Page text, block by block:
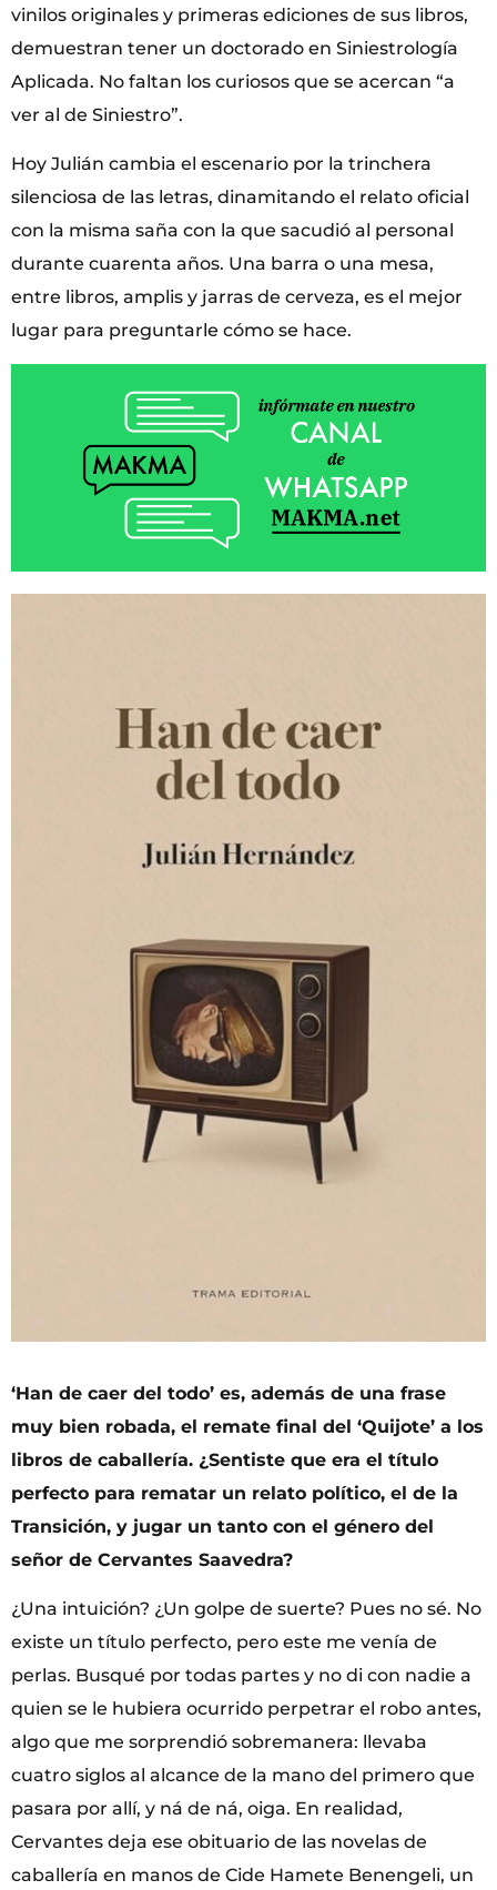
vinilos originales y primeras ediciones de sus libros,
demuestran tener un doctorado en Siniestrología
Aplicada. No faltan los curiosos que se acercan “a
ver al de Siniestro”.
Hoy Julián cambia el escenario por la trinchera
silenciosa de las letras, dinamitando el relato oficial
con la misma saña con la que sacudió al personal
durante cuarenta años. Una barra o una mesa,
entre libros, amplis y jarras de cerveza, es el mejor
lugar para preguntarle cómo se hace.
‘Han de caer del todo’ es, además de una frase
muy bien robada, el remate final del ‘Quijote’ a los
libros de caballería. ¿Sentiste que era el título
perfecto para rematar un relato político, el de la
Transición, y jugar un tanto con el género del
señor de Cervantes Saavedra?
¿Una intuición? ¿Un golpe de suerte? Pues no sé. No
existe un título perfecto, pero este me venía de
perlas. Busqué por todas partes y no di con nadie a
quien se le hubiera ocurrido perpetrar el robo antes,
algo que me sorprendió sobremanera: llevaba
cuatro siglos al alcance de la mano del primero que
pasara por allí, y ná de ná, oiga. En realidad,
Cervantes deja ese obituario de las novelas de
caballería en manos de Cide Hamete Benengeli, un